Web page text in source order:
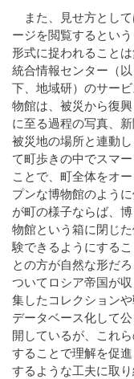
また、見せ方とし
ージを閲覧するという
形式に捉われること
統合情報センター（以
下、地域研）のサー
物館は、被災から復興
に至る過程の写真、
被災地の場所と連動し
て町歩きの中でスマ
ことで、町全体をオー
プンな博物館のよう
が町の様子ならば、博
物館という箱に閉じ
験できるようにするこ
との方が自然な形だ
ついてロシア帝国が収
集したコレクション
データベース化して公
開しているが、これ
することで理解を促進
するような工夫に取